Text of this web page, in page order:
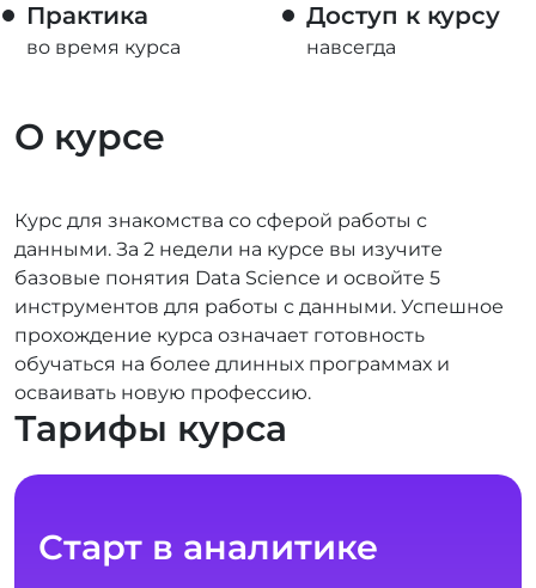
Практика
во время курса
Доступ к курсу
навсегда
О курсе
Курс для знакомства со сферой работы с
данными. За 2 недели на курсе вы изучите
базовые понятия Data Science и освойте 5
инструментов для работы с данными. Успешное
прохождение курса означает готовность
обучаться на более длинных программах и
осваивать новую профессию.
Тарифы курса
Старт в аналитике